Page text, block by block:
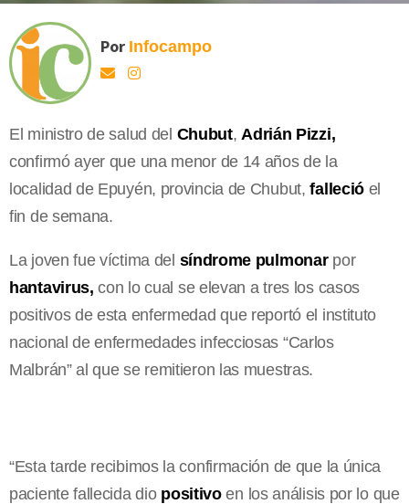
Por Infocampo
El ministro de salud del Chubut, Adrián Pizzi,
confirmó ayer que una menor de 14 años de la
localidad de Epuyén, provincia de Chubut,falleció el
fin de semana.
La joven fue víctima del síndrome pulmonarpor
hantavirus, con lo cual se elevan a tres los casos
positivos de esta enfermedad que reportó el instituto
nacional de enfermedades infecciosas “Carlos
Malbrán” al que se remitieron las muestras.
“Esta tarde recibimos la confirmación de que la única
paciente fallecida dio positivoen los análisis por lo que